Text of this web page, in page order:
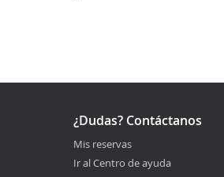
¿Dudas? Contáctanos
Mis reservas
Ir al Centro de ayuda